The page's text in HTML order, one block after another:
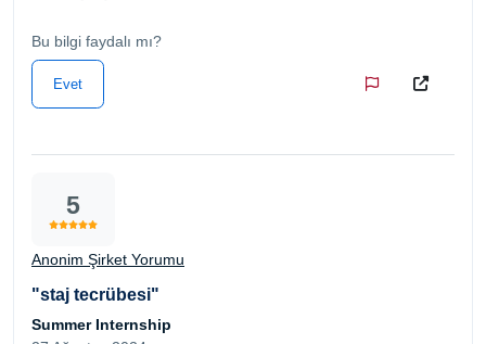
Bu bilgi faydalı mı?
Evet
5
Anonim Şirket Yorumu
"staj tecrübesi"
Summer Internship